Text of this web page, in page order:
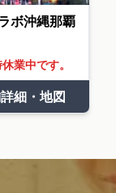
ボ沖縄那覇
業中です。
細・地図